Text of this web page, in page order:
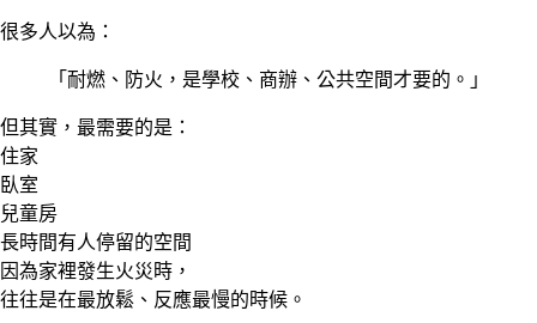
很多人以為：
「耐燃、防火，是學校、商辦、公共空間才要的。」
但其實，最需要的是：
住家
臥室
兒童房
長時間有人停留的空間
因為家裡發生火災時，
往往是在最放鬆、反應最慢的時候 。